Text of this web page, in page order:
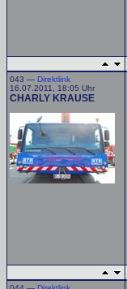
043 — Direktlink
16.07.2011, 18:05 Uhr
CHARLY KRAUSE